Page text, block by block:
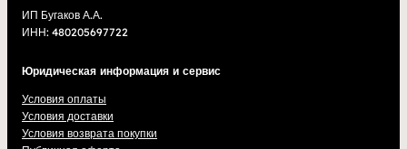
ИП Бугаков А.А.
ИНН: 480205697722
Юридическая информация и сервис
Условия оплаты
Условия доставки
Условия возврата покупки